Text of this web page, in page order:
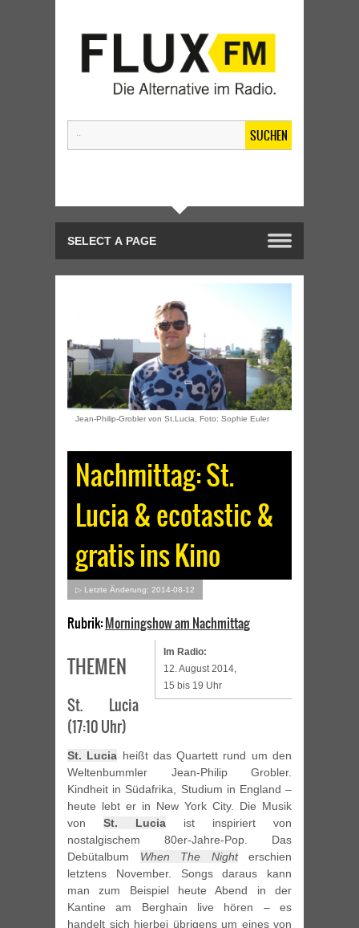
SUCHEN
Jean-Philip-Grobler von St.Lucia, Foto: Sophie Euler
Nachmittag: St.
Lucia & ecotastic &
gratis ins Kino
▷ Letzte Änderung: 2014-08-12
Rubrik:Morningshow am Nachmittag
Im Radio:
12. August 2014,
15 bis 19 Uhr
THEMEN
St. Lucia
(17:10 Uhr)
St. Lucia heißt das Quartett rund um den
Weltenbummler Jean-Philip Grobler.
Kindheit in Südafrika, Studium in England –
heute lebt er in New York City. Die Musik
von St. Lucia ist inspiriert von
nostalgischem 80er-Jahre-Pop. Das
Debütalbum When The Nighterschien
letztens November. Songs daraus kann
man zum Beispiel heute Abend in der
Kantine am Berghain live hören – es
handelt sich hierbei übrigens um eines von